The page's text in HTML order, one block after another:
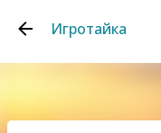
Игротайка